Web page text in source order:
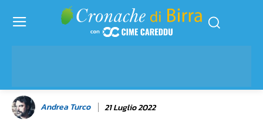
Andrea Turco 21 Luglio 2022